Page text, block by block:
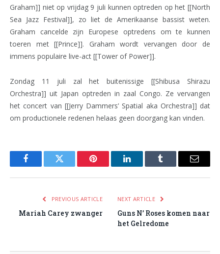
Graham]] niet op vrijdag 9 juli kunnen optreden op het [[North
Sea Jazz Festival]], zo liet de Amerikaanse bassist weten.
Graham cancelde zijn Europese optredens om te kunnen
toeren met [[Prince]]. Graham wordt vervangen door de
immens populaire live-act [[Tower of Power]].
Zondag 11 juli zal het buitenissige [[Shibusa Shirazu
Orchestra]] uit Japan optreden in zaal Congo. Ze vervangen
het concert van [[Jerry Dammers’ Spatial aka Orchestra]] dat
om productionele redenen helaas geen doorgang kan vinden.
FacebookTwitter Pinterest LinkedInTumblr Email
PREVIOUS ARTICLE
Mariah Carey zwanger
NEXT ARTICLE
Guns N’ Roses komen naar
het Gelredome